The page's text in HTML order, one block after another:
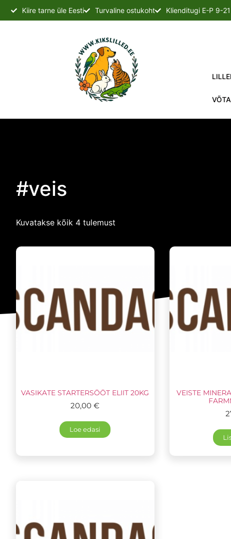
Kiire tarne üle Eesti Turvaline ostukoht Klienditugi E-P 9-21
#veis
Kuvatakse kõik 4 tulemust
VASIKATE STARTERSÖÖT ELIIT 20KG
20,00€
Loe edasi
VEISTE